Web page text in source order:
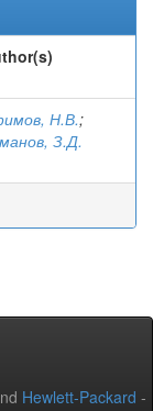
Н.В.;
З.Д.
Hewlett-Packard -